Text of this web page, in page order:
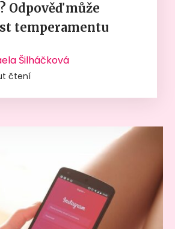
Odpověď může
temperamentu
Šilháčková
čtení